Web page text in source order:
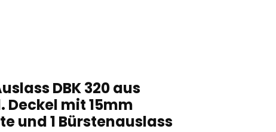
DBK 320 aus
mit 15mm
und 1 Bürstenauslass